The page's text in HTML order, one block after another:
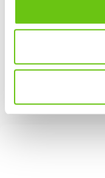
wählen Sie „Alle
Daten verarbeitet,
jederzeit ändern,
links klicken.
4,20 €